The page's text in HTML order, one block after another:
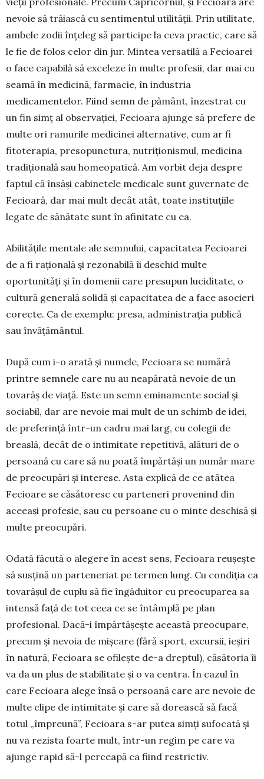
nevoie să trăiască cu sentimentul utilității. Prin utilitate,
ambele zodii înțeleg să participe la ceva practic, care să
le fie de folos celor din jur. Mintea versatilă a Fecioarei
o face capabilă să exceleze în multe profesii, dar mai cu
seamă în medicină, farmacie, în industria
medicamentelor. Fiind semn de pământ, înzestrat cu
un fin simț al observației, Fecioara ajunge să pre­fere de
multe ori ramurile medicinei alter­na­tive, cum ar fi
fitoterapia, presopunctura, nutrițio­nis­mul, medicina
tradițională sau homeopatică. Am vorbit deja despre
faptul că însăși cabinetele medicale sunt guvernate de
Fecioară, dar mai mult decât atât, toate instituțiile
legate de sănătate sunt în afinitate cu ea.
Abilitățile mentale ale semnului, capacitatea Fecioarei
de a fi rațională și rezonabilă îi deschid multe
oportunități și în domenii care presupun luciditate, o
cultură generală solidă și capacitatea de a face asocieri
corecte. Ca de exemplu: presa, administrația publică
sau învățământul.
După cum i-o arată și numele, Fecioara se nu­mără
printre semnele care nu au neapărată nevoie de un
tovarăș de viață. Este un semn eminamente social și
sociabil, dar are nevoie mai mult de un schimb de idei,
de preferință într-un cadru mai larg, cu colegii de
breaslă, decât de o intimitate repetitivă, alături de o
persoană cu care să nu poa­tă împărtăși un număr mare
de preocupări și inte­re­se. Asta explică de ce atâtea
Fecioare se căsă­to­resc cu parteneri provenind din
aceeași profesie, sau cu persoane cu o minte deschisă și
multe pre­o­cupări.
Odată făcută o alegere în acest sens, Fe­cioara reușește
să susțină un parte­neriat pe ter­men lung. Cu condiția ca
tovarășul de cu­plu să fie îngăduitor cu preocuparea sa
inten­să față de tot ceea ce se întâmplă pe plan
profesional. Dacă-i împărtășește această preocupare,
precum și nevoia de mișcare (fără sport, excursii, ieșiri
în natură, Fe­cioara se ofilește de-a dreptul), căsă­toria îi
va da un plus de stabilitate și o va centra. În cazul în
care Fe­cioara alege însă o persoană care are nevoie de
multe clipe de intimitate și care să do­reas­că să facă
totul „îm­preună”, Fecioara s-ar putea simți sufo­ca­tă și
nu va re­zista foarte mult, într-un regim pe care va
ajunge ra­pid să-l perceapă ca fiind restrictiv.